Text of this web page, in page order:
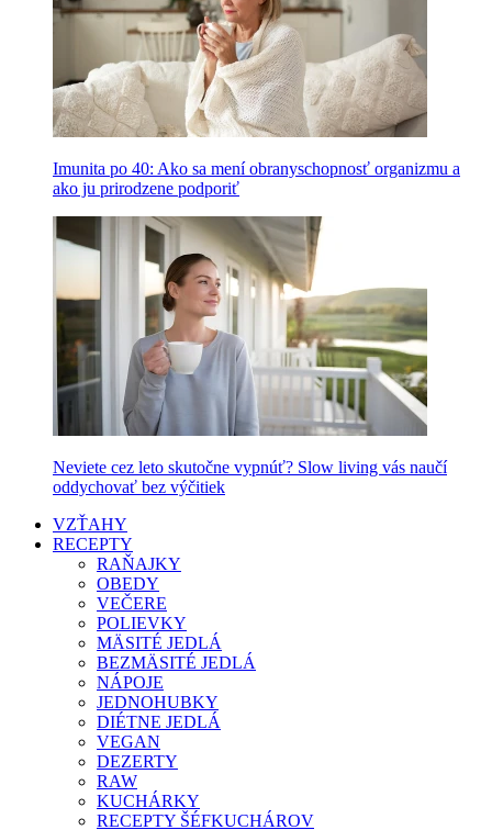
Imunita po 40: Ako sa mení obranyschopnosť organizmu a
ako ju prirodzene podporiť
Neviete cez leto skutočne vypnúť? Slow living vás naučí
oddychovať bez výčitiek
VZŤAHY
RECEPTY
RAŇAJKY
OBEDY
VEČERE
POLIEVKY
MÄSITÉ JEDLÁ
BEZMÄSITÉ JEDLÁ
NÁPOJE
JEDNOHUBKY
DIÉTNE JEDLÁ
VEGAN
DEZERTY
RAW
KUCHÁRKY
RECEPTY ŠÉFKUCHÁROV